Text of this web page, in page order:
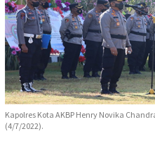
Kapolres Kota AKBP Henry Novika
(4/7/2022).